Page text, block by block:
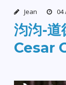
Jean 04
汮汮-道
Cesar